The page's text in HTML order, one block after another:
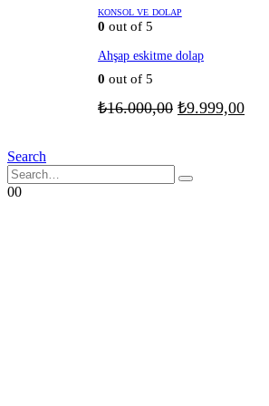
KONSOL VE DOLAP
0 out of 5
Ahşap eskitme dolap
0 out of 5
₺16.000,00 Orijinal
₺9.999,00Şu
Search
00